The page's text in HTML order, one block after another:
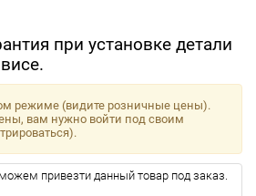
при установке детали
режиме (видите розничные цены).
вам нужно войти под своим
привезти данный товар под заказ.